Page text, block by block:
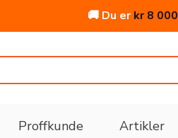
🚚 Du erkr8 000
Proffkunde Artikler